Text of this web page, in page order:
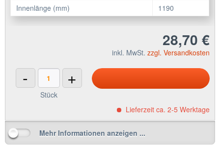
Innenlänge (mm)
1190
28,70 €
inkl. MwSt. zzgl. Versandkosten
- +
Stück
Lieferzeit ca. 2-5 Werktage
Mehr Informationen anzeigen ...